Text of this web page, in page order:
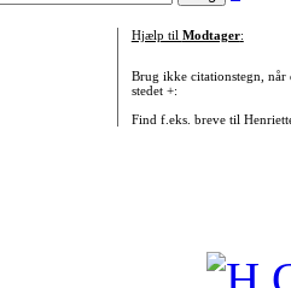
Hjælp til Modtager:
Brug ikke citationstegn, når
stedet +:
Find f.eks. breve til